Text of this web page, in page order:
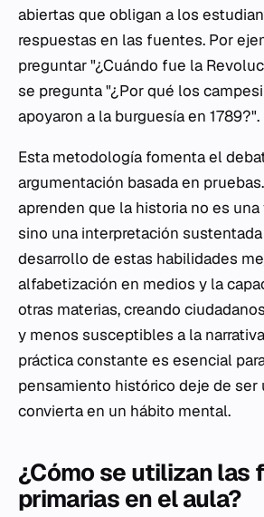
abiertas que obligan a los
respuestas en las fuentes. Por
preguntar "¿Cuándo fue la
se pregunta "¿Por qué los
apoyaron a la burguesía en 1789?".
Esta metodología fomenta el
argumentación basada en
aprenden que la historia no es una
sino una interpretación
desarrollo de estas habilidades
alfabetización en medios y la
otras materias, creando
y menos susceptibles a la
práctica constante es esencial
pensamiento histórico deje de ser
convierta en un hábito mental.
¿Cómo se utilizan las
primarias en el aula?